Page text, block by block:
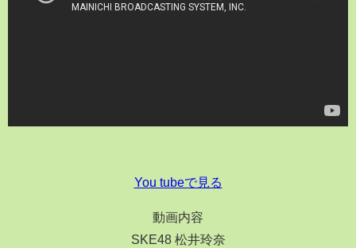
You tubeで見る
動画内容
SKE48 松井玲奈